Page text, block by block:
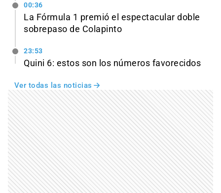
00:36
La Fórmula 1 premió el espectacular doble
sobrepaso de Colapinto
23:53
Quini 6: estos son los números favorecidos
Ver todas las noticias